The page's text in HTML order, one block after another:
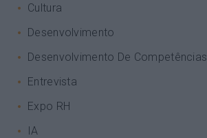
Cultura
Desenvolvimento
Desenvolvimento De Competências
Entrevista
Expo RH
IA